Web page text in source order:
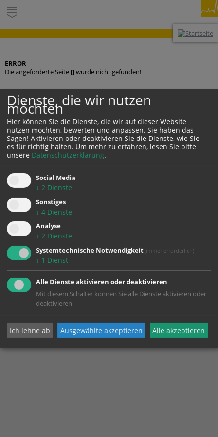
ERROR
Die angeforderte Seite []wurde nicht gefunden!
KONTAKT
Dienste, die wir nutzen
möchten
Hier können Sie die Dienste, die wir auf dieser Website
nutzen möchten, bewerten und anpassen. Sie haben das
Sagen! Aktivieren oder deaktivieren Sie die Dienste, wie Sie
es für richtig halten. Um mehr zu erfahren, lesen Sie bitte
unsere Datenschutzerklärung.
Social Media
↓ 2 Dienste
Sonstiges
↓ 4 Dienste
Analyse
↓ 2 Dienste
Systemtechnische Notwendigkeit (immer erforderlich)
↓ 1 Dienst
Alle Dienste aktivieren oder deaktivieren
Mit diesem Schalter können Sie alle Dienste aktivieren oder
deaktivieren.
Ich lehne ab Ausgewählte akzeptieren Alle akzeptieren